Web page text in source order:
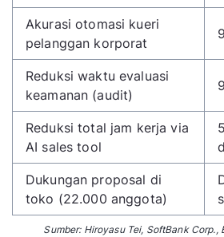
Akurasi otomasi kueri
pelanggan korporat
Reduksi waktu evaluasi
keamanan (audit)
Reduksi total jam kerja via
AI sales tool
Dukungan proposal di
toko (22.000 anggota)
Sumber: Hiroyasu Tei, SoftBank Corp.,